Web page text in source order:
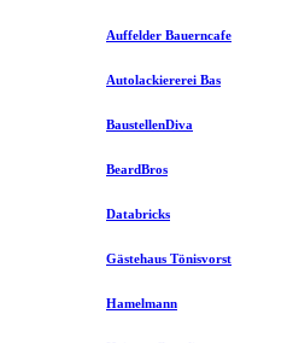
Auffelder Bauerncafe
Autolackiererei Bas
BaustellenDiva
BeardBros
Databricks
Gästehaus Tönisvorst
Hamelmann